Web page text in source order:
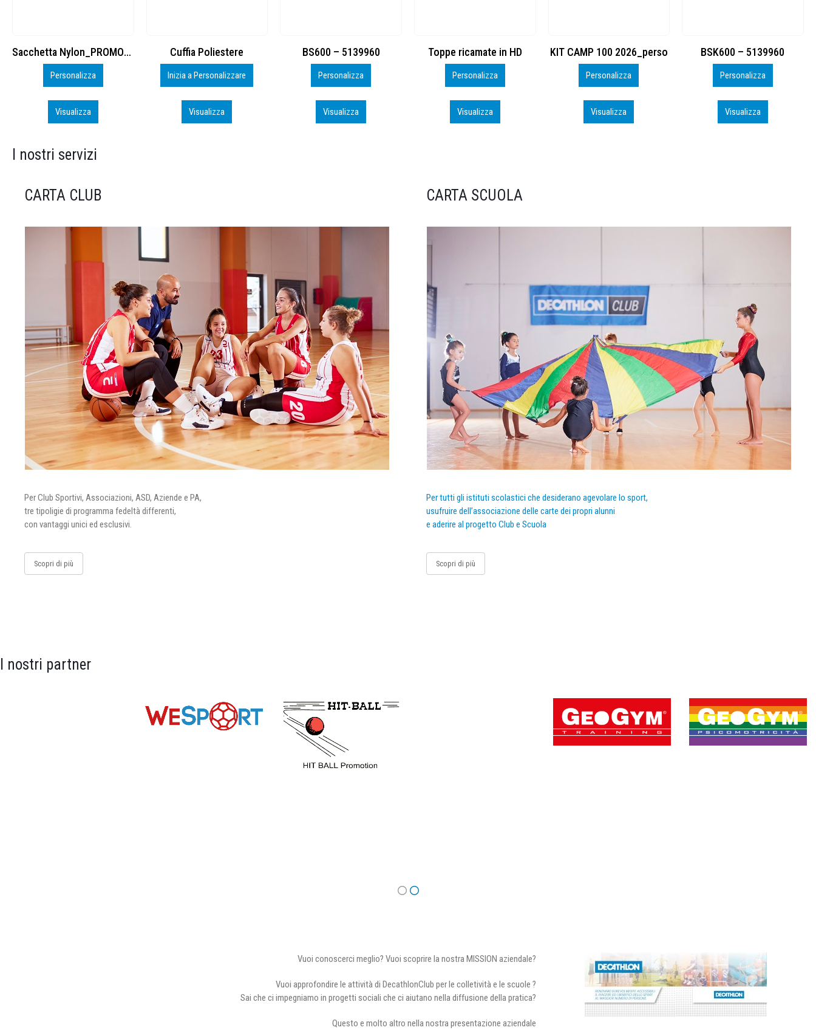
Cuffia Poliestere
Inizia a Personalizzare
Visualizza
BS600 – 5139960
Personalizza
Visualizza
Toppe ricamate in HD
Personalizza
Visualizza
KIT CAMP 100 2026_perso
Personalizza
Visualizza
BSK600 – 5139960
Personalizza
Visualizza
DTF
Personalizza
Visualizza
I nostri servizi
CARTA CLUB
Per Club Sportivi, Associazioni, ASD, Aziende e PA,
tre tipoligie di programma fedeltà differenti,
con vantaggi unici ed esclusivi.
Scopri di più
CARTA SCUOLA
Per tutti gli istituti scolastici che desiderano agevolare lo sport,
usufruire dell’associazione delle carte dei propri alunni
e aderire al progetto Club e Scuola
Scopri di più
I nostri partner
Vuoi conoscerci meglio? Vuoi scoprire la nostra MISSION aziendale?
Vuoi approfondire le attività di DecathlonClub per le colletività e le scuole ?
Sai che ci impegniamo in progetti sociali che ci aiutano nella diffusione della pratica?
Questo e molto altro nella nostra presentazione aziendale